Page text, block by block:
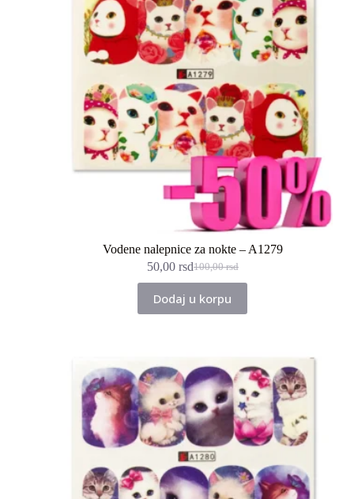
Vodene nalepnice za nokte – A1279
100,00rsd
Originalna
cena
je
bila:
50,00 rsdTrenutna
cena
je:
50,00 rsd.
Dodaj u korpu